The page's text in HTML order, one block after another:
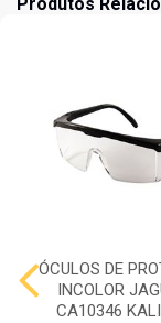
Produtos
ÓCULOS DE
INCOLOR
CA10346